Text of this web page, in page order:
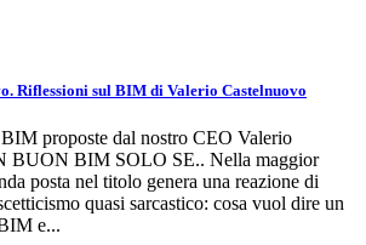
Riflessioni sul BIM di Valerio Castelnuovo
proposte dal nostro CEO Valerio
BIM SOLO SE.. Nella maggior
posta nel titolo genera una reazione di
quasi sarcastico: cosa vuol dire un
e...